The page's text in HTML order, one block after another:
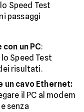
Speed Test
passaggi
un PC:
Speed Test
risultati.
un cavo Ethernet:
il PC al modem
senza